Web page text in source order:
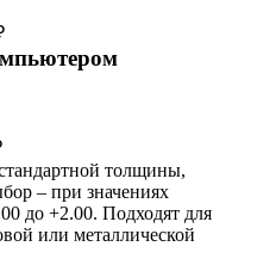
толщины,
– при значениях
до +2.00. Подходят для
или металлической